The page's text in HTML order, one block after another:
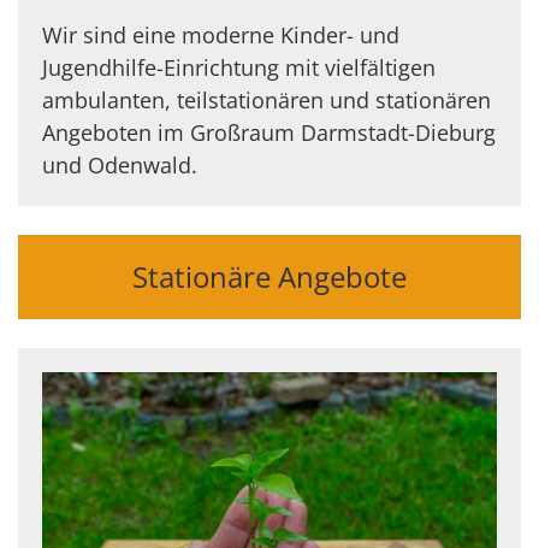
Wir sind eine moderne Kinder- und
Jugendhilfe-Einrichtung mit vielfältigen
ambulanten, teilstationären und stationären
Angeboten im Großraum Darmstadt-Dieburg
und Odenwald.
Stationäre Angebote